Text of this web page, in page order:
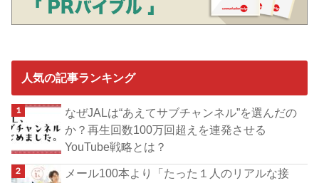
人気の記事ランキング
なぜJALは“あえてサブチャンネル”を選んだの
か？再生回数100万回超えを連発させる
YouTube戦略とは？
メール100本より「たった１人のリアルな接